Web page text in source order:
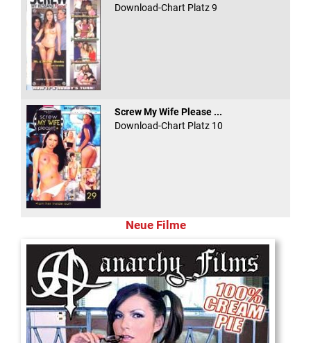
Download-Chart Platz 9
Screw My Wife Please ...
Download-Chart Platz 10
Neue Filme